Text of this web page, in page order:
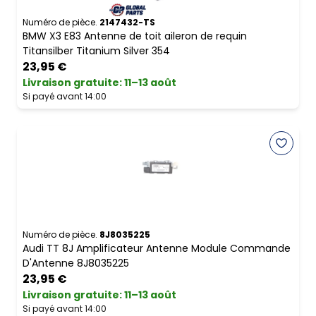
Numéro de pièce. 2147432-TS
BMW X3 E83 Antenne de toit aileron de requin
Titansilber Titanium Silver 354
23,95 €
Livraison gratuite:11–13 août
Si payé avant 14:00
Numéro de pièce. 8J8035225
Audi TT 8J Amplificateur Antenne Module Commande
D'Antenne 8J8035225
23,95 €
Livraison gratuite:11–13 août
Si payé avant 14:00